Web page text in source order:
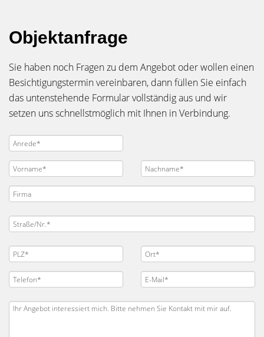
Objektanfrage
Sie haben noch Fragen zu dem Angebot oder wollen einen
Besichtigungstermin vereinbaren, dann füllen Sie einfach
das untenstehende Formular vollständig aus und wir
setzen uns schnellstmöglich mit Ihnen in Verbindung.